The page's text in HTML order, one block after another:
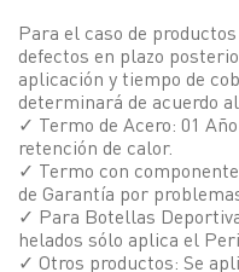
Para el caso de
defectos en plazo
aplicación y tiempo de
determinará de acuerdo
✓ Termo de Acero: 01
retención de calor.
✓ Termo con
de Garantía por
✓ Para Botellas
helados sólo aplica el
✓ Otros productos: Se